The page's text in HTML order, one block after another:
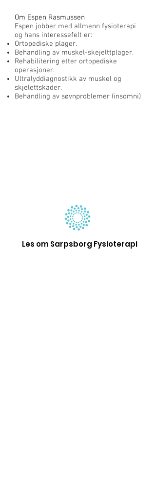
Om Espen Rasmussen
Espen jobber med allmenn fysioterapi
og hans interessefelt er:
Ortopediske plager.
Behandling av muskel-skejelttplager.
Rehabilitering etter ortopediske
operasjoner.
Ultralyddiagnostikk av muskel og
skjelettskader.
Behandling av søvnproblemer (insomni)
Les om Sarpsborg Fysioterapi